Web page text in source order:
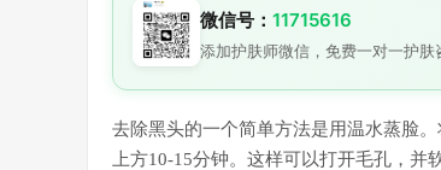
微信号： 11715616
添加护肤师微信，免费一对一护
去除黑头的一个简单方法是用温水蒸脸
上方10-15分钟。这样可以打开毛孔，并